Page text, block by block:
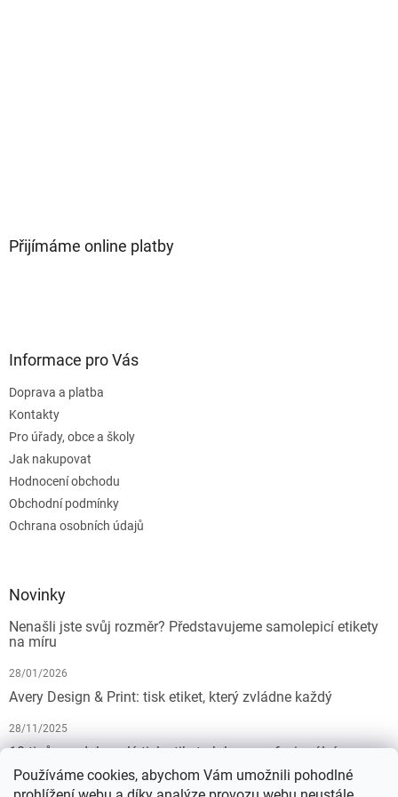
Používáme cookies, abychom Vám umožnili pohodlné
Přijímáme online platby
Informace pro Vás
Doprava a platba
Kontakty
Pro úřady, obce a školy
Jak nakupovat
Hodnocení obchodu
Obchodní podmínky
Ochrana osobních údajů
Novinky
Nenašli jste svůj rozměr? Představujeme samolepicí etikety
na míru
28/01/2026
Avery Design & Print: tisk etiket, který zvládne každý
28/11/2025
10 tipů pro dokonalý tisk etiket: Jak na profesionální
výsledek bez starostí